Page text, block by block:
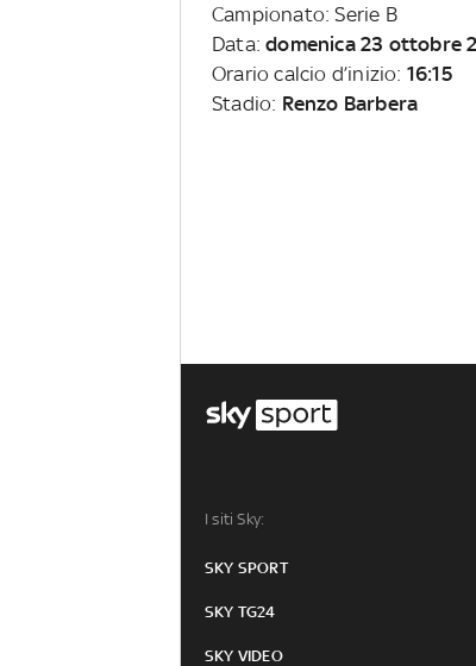
Campionato: Serie B
Data:domenica 23 ottobre
Orario calcio d’inizio: 16:15
Stadio: Renzo Barbera
I siti Sky:
SKY SPORT
SKY TG24
SKY VIDEO